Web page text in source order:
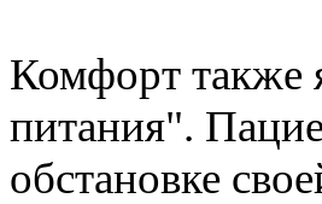
Комфорт также
питания".
обстановке